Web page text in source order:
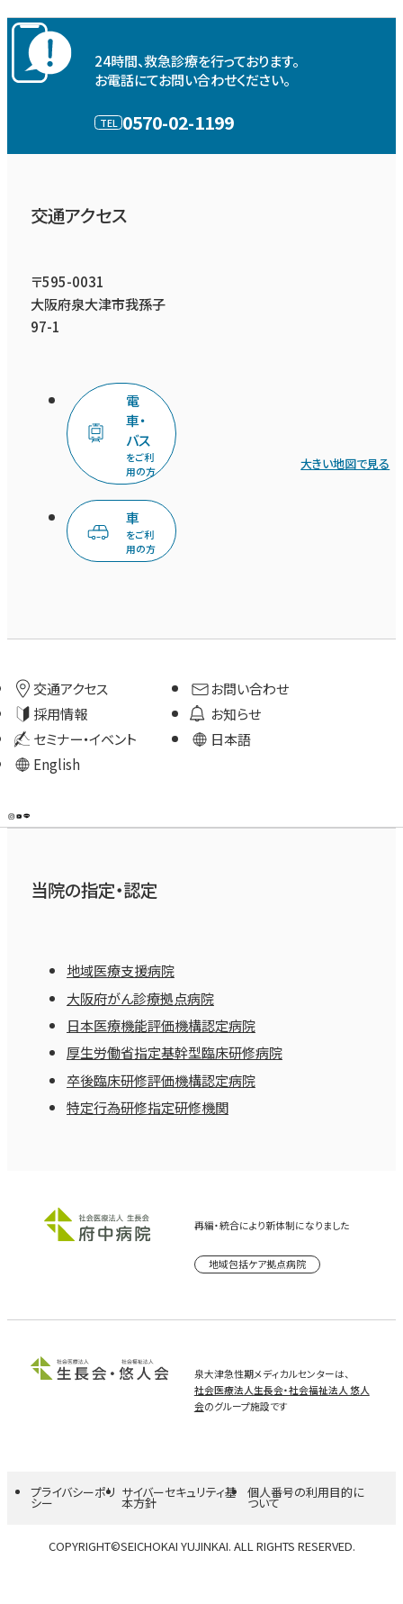
交通アクセス
お問い合わせ
採用情報
お知らせ
セミナー・イベント
日本語
English
交通アクセス
〒595-0031
大阪府泉大津市我孫子
97-1
電
車・
バス
をご利
用の方
車
をご利
用の方
大きい地図で見る
当院の指定・認定
地域医療支援病院
大阪府がん診療拠点病院
日本医療機能評価機構認定病院
厚生労働省指定基幹型臨床研修病院
卒後臨床研修評価機構認定病院
特定行為研修指定研修機関
24時間、救急診療を行っております。
お電話にてお問い合わせください。
0570-02-1199
再編・統合により新体制になりました
地域包括ケア拠点病院
泉大津急性期メディカルセンターは、
社会医療法人生長会・社会福祉法人 悠人
会のグループ施設です
プライバシーポリ
シー
サイバーセキュリティ基
本方針
個人番号の利用目的に
ついて
COPYRIGHT©SEICHOKAI YUJINKAI. ALL RIGHTS RESERVED.